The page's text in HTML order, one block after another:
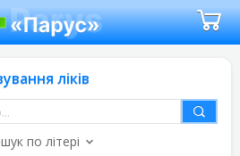
ліків
по літері